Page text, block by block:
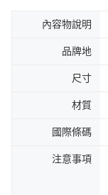
內容物說明
品牌地
尺寸
材質
國際條碼
注意事項